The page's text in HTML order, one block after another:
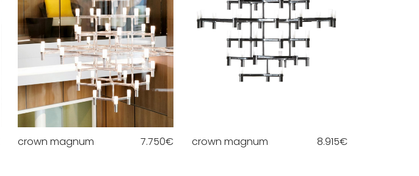
crown magnum 7.750€ crown magnum 8.915€